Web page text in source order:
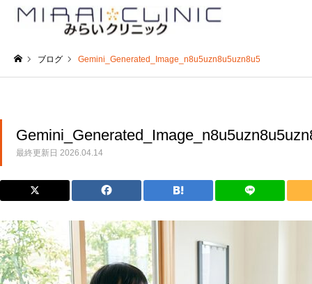
ブログ Gemini_Generated_Image_n8u5uzn8u5uzn8u5
最終更新日 2026.04.14